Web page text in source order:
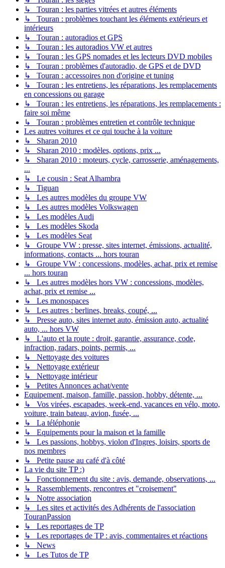
↳ Touran : les parties vitrées et autres éléments
↳ Touran : problèmes touchant les éléments extérieurs et
intérieurs
↳ Touran : autoradios et GPS
↳ Touran : les autoradios VW et autres
↳ Touran : les GPS nomades et les lecteurs DVD mobiles
↳ Touran : problèmes d'autoradio, de GPS et de DVD
↳ Touran : accessoires non d'origine et tuning
↳ Touran : les entretiens, les réparations, les remplacements
en concessions ou garage
↳ Touran : les entretiens, les réparations, les remplacements :
faire soi même
↳ Touran : problèmes entretien et contrôle technique
Les autres voitures et ce qui touche à la voiture
↳ Sharan 2010
↳ Sharan 2010 : modèles, options, prix ...
↳ Sharan 2010 : moteurs, cycle, carrosserie, aménagements,
...
↳ Le cousin : Seat Alhambra
↳ Tiguan
↳ Les autres modèles du groupe VW
↳ Les autres modèles Volkswagen
↳ Les modèles Audi
↳ Les modèles Skoda
↳ Les modèles Seat
↳ Groupe VW : presse, sites internet, émissions, actualité,
informations, contacts ... hors touran
↳ Groupe VW : concessions, modèles, achat, prix et remise
... hors touran
↳ Les autres modèles hors VW : concessions, modèles,
achat, prix et remise ...
↳ Les monospaces
↳ Les autres : berlines, breaks, coupé, ...
↳ Presse auto, sites internet auto, émission auto, actualité
auto, ... hors VW
↳ L'auto et la route : droit, garantie, assurance, code,
infraction, radars, points, permis, ...
↳ Nettoyage des voitures
↳ Nettoyage extérieur
↳ Nettoyage intérieur
↳ Petites Annonces achat/vente
Equipement, maison, famille, passion, hobby, détente, ...
↳ Vos virées, escapades, week-end, vacances en vélo, moto,
voiture, train bateau, avion, fusée, ...
↳ La téléphonie
↳ Equipements pour la maison et la famille
↳ Les passions, hobbys, violon d'Ingres, loisirs, sports de
nos membres
↳ Petite pause au café d'à côté
La vie du site TP :)
↳ Fonctionnement du site : avis, demande, observations, ...
↳ Rassemblements, rencontres et "croisement"
↳ Notre association
↳ Les sites et activités des Adhérents de l'association
TouranPassion
↳ Les reportages de TP
↳ Les reportages de TP : avis, commentaires et réactions
↳ News
↳ Les Tutos de TP